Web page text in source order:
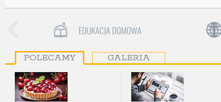
POLECAMY GALERIA